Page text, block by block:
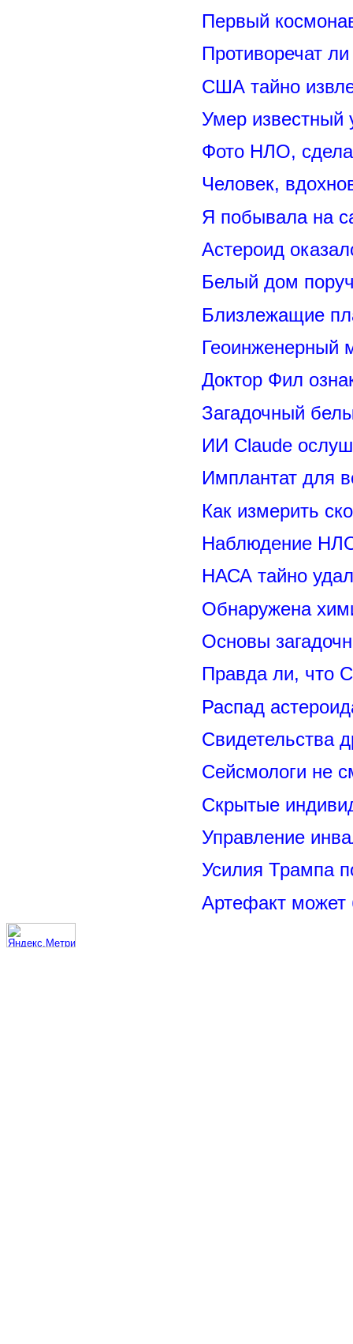
Первый
Противоречат
США тайно
Умер
Фото НЛО,
Человек,
Я побывала на
Астероид
Белый дом
Близлежащие
Геоинженерный
Доктор Фил
Загадочный
ИИ Claude
Имплантат для
Как измерить
Наблюдение
НАСА тайно
Обнаружена
Основы
Правда ли, что
Распад
Свидетельства
Сейсмологи не
Скрытые
Управление
Усилия Трампа
Артефакт может